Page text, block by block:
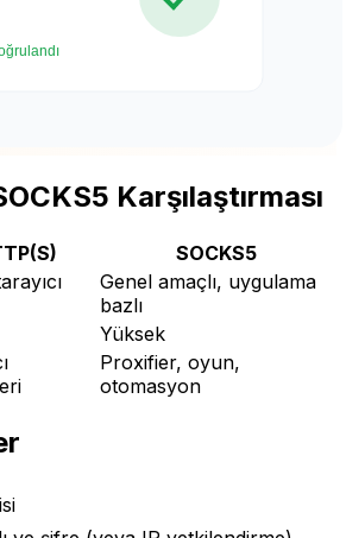
Karşılaştırması
SOCKS5
Genel amaçlı, uygulama
bazlı
Yüksek
Proxifier, oyun,
otomasyon